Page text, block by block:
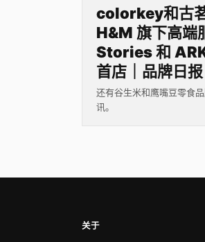
colorkey和古茗
H&M 旗下高端
Stories 和
首店｜品牌日报
还有谷生米和鹰嘴豆零食
讯。
关于